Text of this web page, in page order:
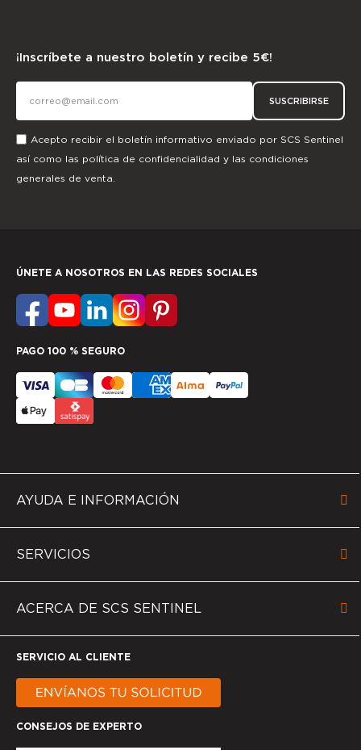
¡Inscríbete a nuestro boletín y recibe 5€!
SUSCRIBIRSE
Acepto recibir el boletín informativo enviado por SCS Sentinel
así como las política de confidencialidad y las condiciones
generales de venta.
AYUDA E INFORMACIÓN
SERVICIOS
ACERCA DE SCS SENTINEL
SERVICIO AL CLIENTE
CONSEJOS DE EXPERTO
ÚNETE A NOSOTROS EN LAS REDES SOCIALES
PAGO 100 % SEGURO